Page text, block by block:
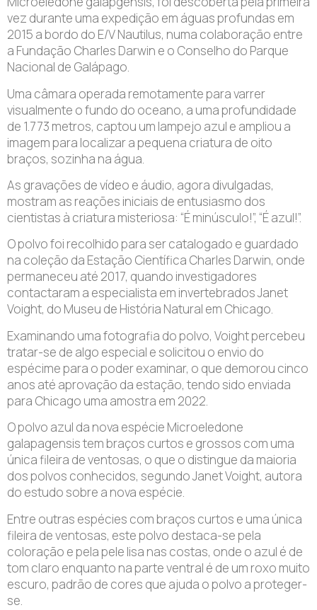
vez durante uma expedição em águas profundas em
2015 a bordo do E/V Nautilus, numa colaboração entre
a Fundação Charles Darwin e o Conselho do Parque
Nacional de Galápago.
Uma câmara operada remotamente para varrer
visualmente o fundo do oceano, a uma profundidade
de 1.773 metros, captou um lampejo azul e ampliou a
imagem para localizar a pequena criatura de oito
braços, sozinha na água.
As gravações de vídeo e áudio, agora divulgadas,
mostram as reações iniciais de entusiasmo dos
cientistas à criatura misteriosa: “É minúsculo!”, “É azul!”.
O polvo foi recolhido para ser catalogado e guardado
na coleção da Estação Científica Charles Darwin, onde
permaneceu até 2017, quando investigadores
contactaram a especialista em invertebrados Janet
Voight, do Museu de História Natural em Chicago.
Examinando uma fotografia do polvo, Voight percebeu
tratar-se de algo especial e solicitou o envio do
espécime para o poder examinar, o que demorou cinco
anos até aprovação da estação, tendo sido enviada
para Chicago uma amostra em 2022.
O polvo azul da nova espécie Microeledone
galapagensis tem braços curtos e grossos com uma
única fileira de ventosas, o que o distingue da maioria
dos polvos conhecidos, segundo Janet Voight, autora
do estudo sobre a nova espécie.
Entre outras espécies com braços curtos e uma única
fileira de ventosas, este polvo destaca-se pela
coloração e pela pele lisa nas costas, onde o azul é de
tom claro enquanto na parte ventral é de um roxo muito
escuro, padrão de cores que ajuda o polvo a proteger-
se.